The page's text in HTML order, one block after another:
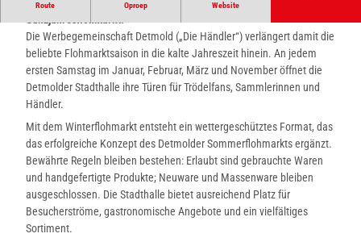
c
t
d
_
r
o
p
m
i
d
d
Route Oproep Website
Die Werbegemeinschaft Detmold („Die Händler“) verlängert damit die
beliebte Flohmarktsaison in die kalte Jahreszeit hinein. An jedem
ersten Samstag im Januar, Februar, März und November öffnet die
Detmolder Stadthalle ihre Türen für Trödelfans, Sammlerinnen und
Händler.
Mit dem Winterflohmarkt entsteht ein wettergeschütztes Format, das
das erfolgreiche Konzept des Detmolder Sommerflohmarkts ergänzt.
Bewährte Regeln bleiben bestehen: Erlaubt sind gebrauchte Waren
und handgefertigte Produkte; Neuware und Massenware bleiben
ausgeschlossen. Die Stadthalle bietet ausreichend Platz für
Besucherströme, gastronomische Angebote und ein vielfältiges
Sortiment.